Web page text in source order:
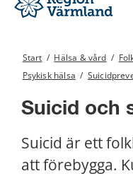
Start / Hälsa & vård /
Psykisk hälsa /
Suicid och
Suicid är ett
att förebygga.